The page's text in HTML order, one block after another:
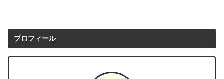
プロフィール